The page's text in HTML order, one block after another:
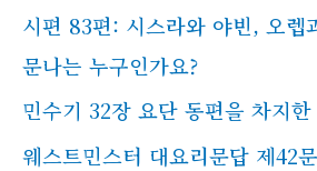
시편 83편: 시스라와 야빈, 오렙
문나는 누구인가요?
민수기 32장 요단 동편을 차지
웨스트민스터 대요리문답 제42